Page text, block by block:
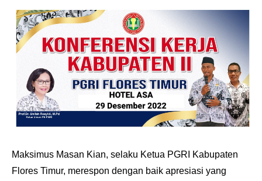
Maksimus Masan Kian, selaku Ketua PGRI Kabupaten
Flores Timur, merespon dengan baik apresiasi yang